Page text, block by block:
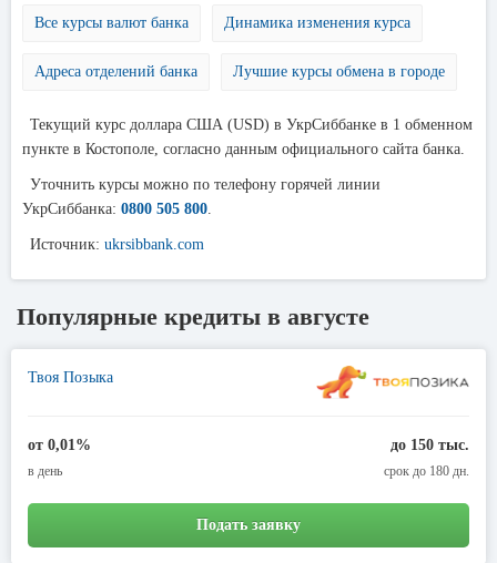
Все курсы валют банка Динамика изменения курса
Адреса отделений банка Лучшие курсы обмена в городе
Текущий курс доллара США (USD) в УкрСиббанке в 1 обменном
пункте в Костополе, согласно данным официального сайта банка.
Уточнить курсы можно по телефону горячей линии
УкрСиббанка: 0800 505 800.
Источник: ukrsibbank.com
Популярные кредиты в августе
Твоя Позыка
от 0,01%
в день
до 150 тыс.
срок до 180 дн.
Подать заявку